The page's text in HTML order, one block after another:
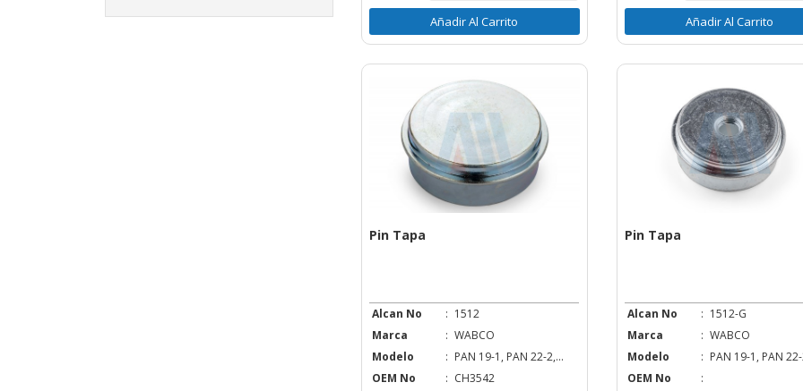
Añadir Al Carrito Añadir Al Carrito
Pin Tapa
Alcan No : 1512
Marca
: WABCO
Modelo
: PAN 19-1, PAN 22-2,...
OEM No
: CH3542
Pin Tapa
Alcan No : 1512-G
Marca
: WABCO
Modelo
: PAN 19-1, PAN
OEM No
: